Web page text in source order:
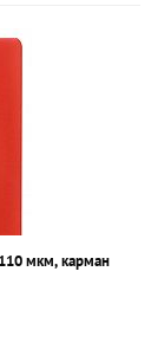
мкм, карман